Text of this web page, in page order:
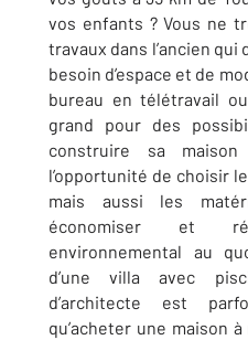
vos enfants ? Vous ne
travaux dans l’ancien
besoin d’espace et de
bureau en télétravail
grand pour des
construire sa
l’opportunité de choisir
mais aussi les
économiser et
environnemental au
d’une villa avec
d’architecte est
qu’acheter une maison